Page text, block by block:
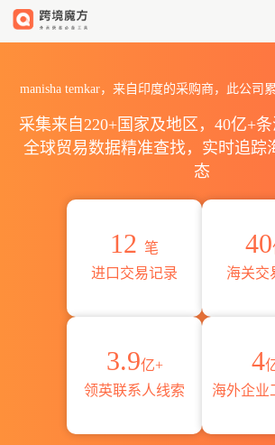
manisha temkar，来自印度的采购商，此公司
采集来自220+国家及地区，40亿+条
全球贸易数据精准查找，实时追踪
态
12 笔
进口交易记录
40
海关交
3.9亿+
领英联系人线索
4
海外企业